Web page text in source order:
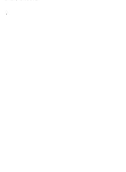
·